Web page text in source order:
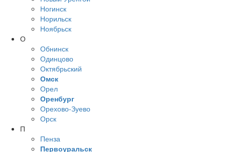
Ногинск
Норильск
Ноябрьск
О
Обнинск
Одинцово
Октябрьский
Омск
Орел
Оренбург
Орехово-Зуево
Орск
П
Пенза
Первоуральск